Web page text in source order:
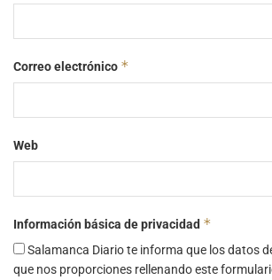
Correo electrónico *
Web
Información básica de privacidad *
Salamanca Diario te informa que los datos
que nos proporciones rellenando este